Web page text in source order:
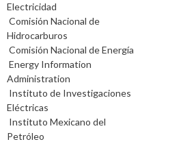
Electricidad
Comisión Nacional de
Hidrocarburos
Comisión Nacional de Energía
Energy Information
Administration
Instituto de Investigaciones
Eléctricas
Instituto Mexicano del
Petróleo